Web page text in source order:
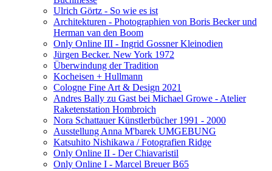
Ulrich Görtz - So wie es ist
Architekturen - Photographien von Boris Becker und
Herman van den Boom
Only Online III - Ingrid Gossner Kleinodien
Jürgen Becker. New York 1972
Überwindung der Tradition
Kocheisen + Hullmann
Cologne Fine Art & Design 2021
Andres Bally zu Gast bei Michael Growe - Atelier
Raketenstation Hombroich
Nora Schattauer Künstlerbücher 1991 - 2000
Ausstellung Anna M'barek UMGEBUNG
Katsuhito Nishikawa / Fotografien Ridge
Only Online II - Der Chiavaristil
Only Online I - Marcel Breuer B65